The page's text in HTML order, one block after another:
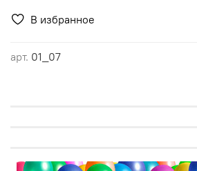
В избранное
арт. 01_07